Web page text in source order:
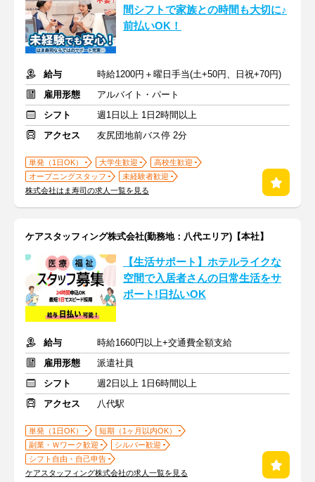
間シフトで家族との時間も大切に♪
前払いOK！
給与
時給1200円＋曜日手当(土+50円、日祝+70円)
雇用形態
アルバイト・パート
シフト
週1日以上 1日2時間以上
アクセス
友尻団地前バス停 2分
単発（1日OK） 大学生歓迎
高校生歓迎
オープニングスタッフ
未経験者歓迎
株式会社はま寿司の求人一覧を見る
ケアスタッフィング株式会社(勤務地：八代エリア)【本社】
【生活サポート】ホテルライクな
空間で入居者さんの日常生活をサ
ポート!日払いOK
給与
時給1660円以上+交通費全額支給
雇用形態
派遣社員
シフト
週2日以上 1日6時間以上
アクセス
八代駅
単発（1日OK）
短期（1ヶ月以内OK）
副業・Ｗワーク歓迎
シルバー歓迎
シフト自由・自己申告
ケアスタッフィング株式会社の求人一覧を見る